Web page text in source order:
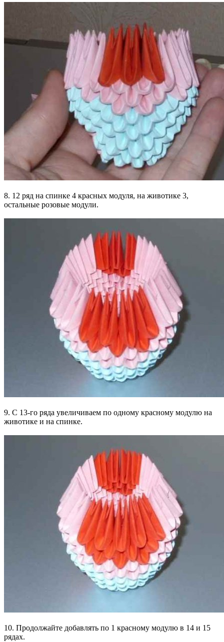
8. 12 ряд на спинке 4 красных модуля, на животике 3,
остальные розовые модули.
9. С 13-го ряда увеличиваем по одному красному модулю на
животике и на спинке.
10. Продолжайте добавлять по 1 красному модулю в 14 и 15
рядах.